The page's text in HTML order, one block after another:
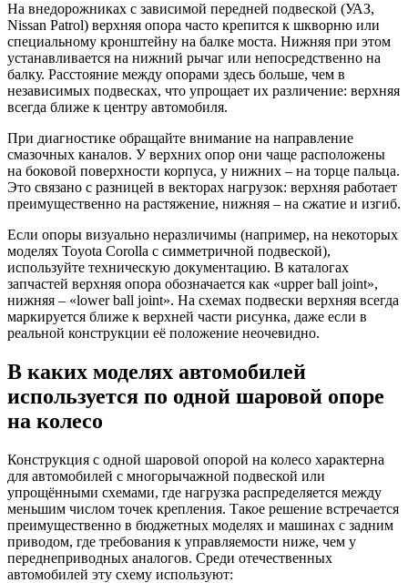
На внедорожниках с зависимой передней подвеской (УАЗ,
Nissan Patrol) верхняя опора часто крепится к шкворню или
специальному кронштейну на балке моста. Нижняя при этом
устанавливается на нижний рычаг или непосредственно на
балку. Расстояние между опорами здесь больше, чем в
независимых подвесках, что упрощает их различение: верхняя
всегда ближе к центру автомобиля.
При диагностике обращайте внимание на направление
смазочных каналов. У верхних опор они чаще расположены
на боковой поверхности корпуса, у нижних – на торце пальца.
Это связано с разницей в векторах нагрузок: верхняя работает
преимущественно на растяжение, нижняя – на сжатие и изгиб.
Если опоры визуально неразличимы (например, на некоторых
моделях Toyota Corolla с симметричной подвеской),
используйте техническую документацию. В каталогах
запчастей верхняя опора обозначается как «upper ball joint»,
нижняя – «lower ball joint». На схемах подвески верхняя всегда
маркируется ближе к верхней части рисунка, даже если в
реальной конструкции её положение неочевидно.
В каких моделях автомобилей
используется по одной шаровой опоре
на колесо
Конструкция с одной шаровой опорой на колесо характерна
для автомобилей с многорычажной подвеской или
упрощёнными схемами, где нагрузка распределяется между
меньшим числом точек крепления. Такое решение встречается
преимущественно в бюджетных моделях и машинах с задним
приводом, где требования к управляемости ниже, чем у
переднеприводных аналогов. Среди отечественных
автомобилей эту схему используют: